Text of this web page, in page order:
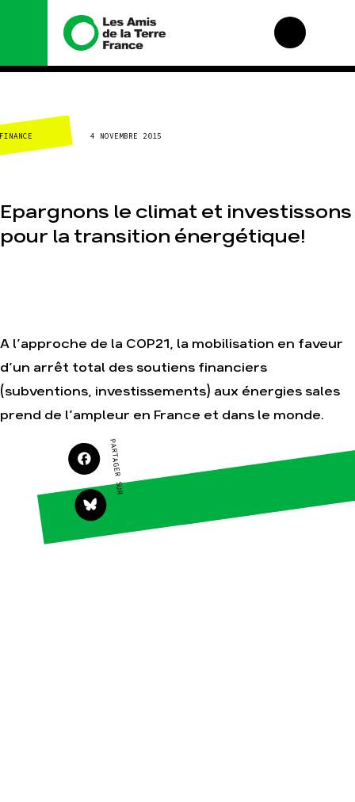
Nous connaître
Histoire
Valeurs
Équipes et
de la Terre
Mode : une tendance
destructrice
Gaz au Mozambique,
Agir
S'engager sur le
terrain
Agir au quotidien
Soutenir les
campagnes
Transmettre tout ou
Nos
Surproduction
Finance
CLIMAT-ÉNERGIE 4 NOVEMBRE 2015
Epargnons le climat et investissons
pour la transition énergétique!
A l’approche de la COP21, la mobilisation en faveur
d’un arrêt total des soutiens financiers
(subventions, investissements) aux énergies sales
prend de l’ampleur en France et dans le monde.
PARTAGER SUR